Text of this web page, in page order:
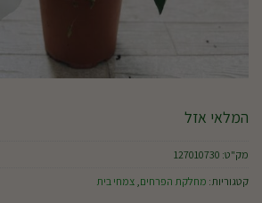
המלאי אזל
מק"ט: 127010730
קטגוריות: מחלקת הפרחים,צמחי בית